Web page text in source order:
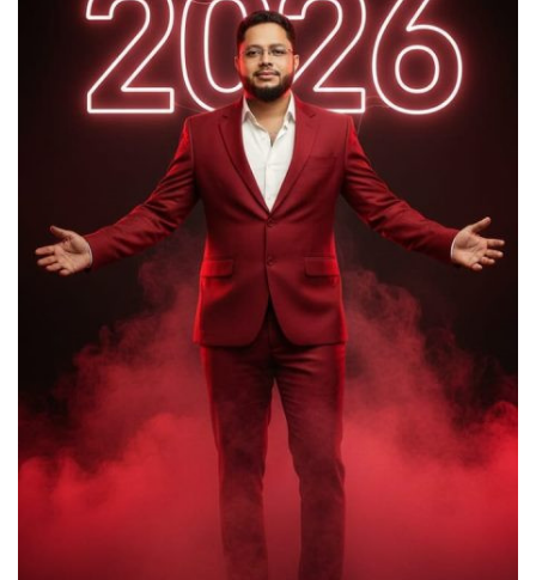
কবরস্থানের জায়গা দখলের অভিযোগে
মাধবপুরে এলাকাবাসীর আবেদন, উচ্ছেদের
দাবি
মাধবপুরে ডটস কর্নারে ওষুধ সংকটে দূর্ভোগে
যক্ষা রোগীরা
জুলাই গণঅভ্যুত্থান দিবস উপলক্ষে
মৌলভীবাজার শিশু সরকারি প্রাথমিক
বিদ্যালয়ে কবিতা, আবৃত্তি, রচনা প্রতিযোগিতা
পুরস্কার বিতরণ ও আলোচনা সভা অনুষ্ঠিত
মাধবপুর পিআইও অফিসের কার্য সহকারীর
ফেসবুক মন্তব্য ঘিরে সমালোচনার ঝড়!!স্যান্ট
রিলিজ